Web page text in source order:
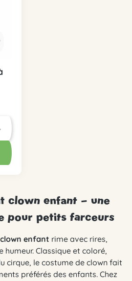
clown enfant – une
pour petits farceurs
enfant rime avec rires,
humeur. Classique et coloré,
cirque, le costume de clown fait
préférés des enfants. Chez